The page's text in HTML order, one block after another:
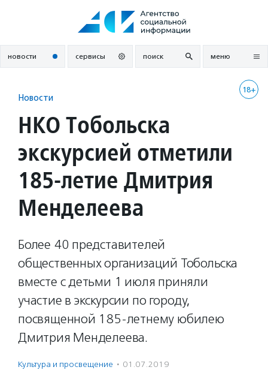
новости сервисы поиск меню
18+
Новости
НКО Тобольска
экскурсией отметили
185-летие Дмитрия
Менделеева
Более 40 представителей
общественных организаций Тобольска
вместе с детьми 1 июля приняли
участие в экскурсии по городу,
посвященной 185-летнему юбилею
Дмитрия Менделеева.
Культура и просвещение · 01.07.2019